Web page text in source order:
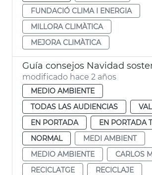
FUNDACIÓ CLIMA I ENERGIA
MILLORA CLIMÀTICA
MEJORA CLIMÀTICA
Guía consejos Navidad
modificado hace 2 años
MEDIO AMBIENTE
TODAS LAS AUDIENCIAS
EN PORTADA
EN PORTADA
NORMAL
MEDI AMBIENT
MEDIO AMBIENTE
CARLOS
RECICLATGE
RECICLAJE